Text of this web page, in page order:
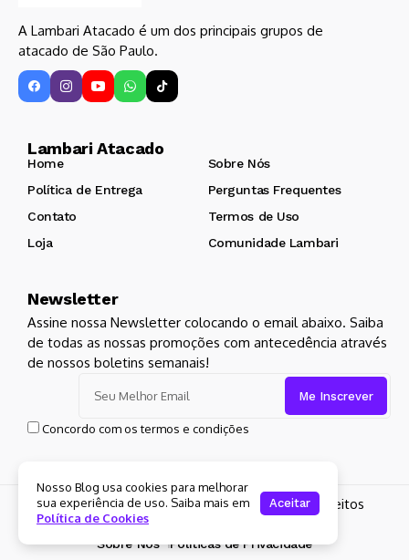
A Lambari Atacado é um dos principais grupos de
atacado de São Paulo.
Lambari Atacado
Home
Sobre Nós
Política de Entrega
Perguntas Frequentes
Contato
Termos de Uso
Loja
Comunidade Lambari
Newsletter
Assine nossa Newsletter colocando o email abaixo. Saiba
de todas as nossas promoções com antecedência através
de nossos boletins semanais!
Concordo com os termos e condições
Copyright 2024 Lambari Atacado. Todos os Direitos
Reservados para
Sobre Nós Políticas de Privacidade
Nosso Blog usa cookies para melhorar
sua experiência de uso. Saiba mais em
Política de Cookies
Aceitar